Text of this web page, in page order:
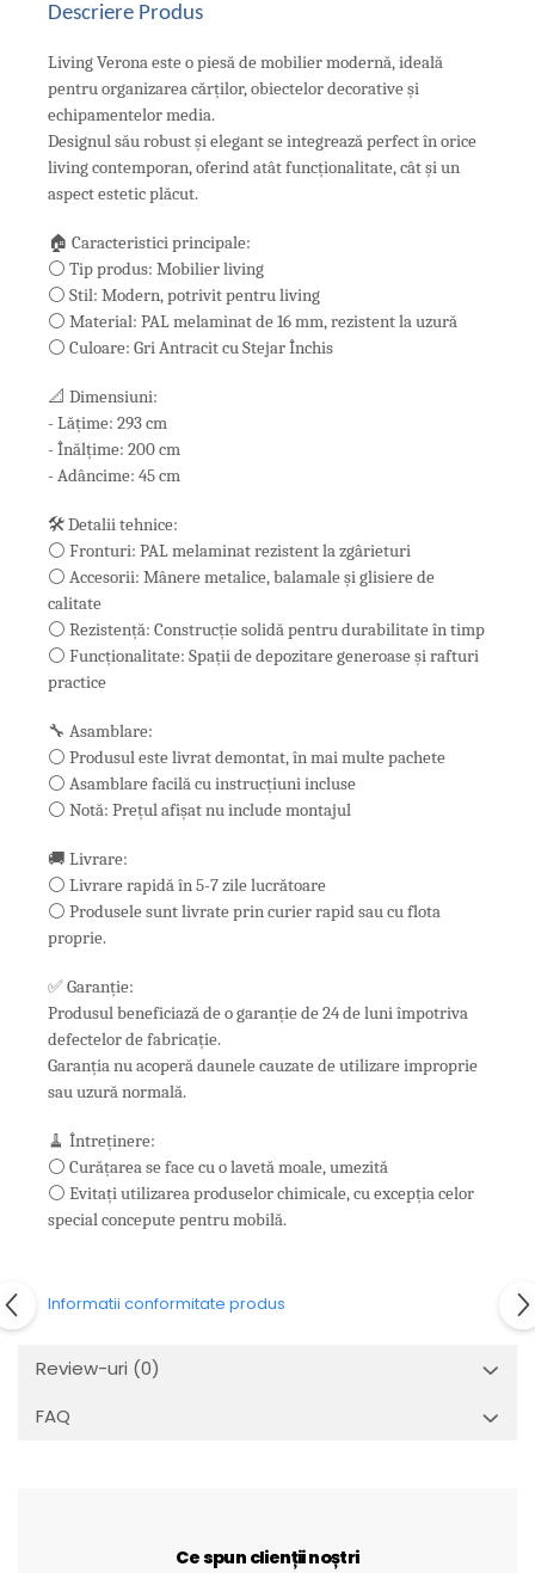
Descriere Produs
Living Verona este o piesă de mobilier modernă, ideală
pentru organizarea cărților, obiectelor decorative și
echipamentelor media.
Designul său robust și elegant se integrează perfect în orice
living contemporan, oferind atât funcționalitate, cât și un
aspect estetic plăcut.
🏠 Caracteristici principale:
⚪ Tip produs: Mobilier living
⚪ Stil: Modern, potrivit pentru living
⚪ Material: PAL melaminat de 16 mm, rezistent la uzură
⚪ Culoare: Gri Antracit cu Stejar Închis
📐 Dimensiuni:
- Lățime: 293 cm
- Înălțime: 200 cm
- Adâncime: 45 cm
🛠️ Detalii tehnice:
⚪ Fronturi: PAL melaminat rezistent la zgârieturi
⚪ Accesorii: Mânere metalice, balamale și glisiere de
calitate
⚪ Rezistență: Construcție solidă pentru durabilitate în timp
⚪ Funcționalitate: Spații de depozitare generoase și rafturi
practice
🔧 Asamblare:
⚪ Produsul este livrat demontat, în mai multe pachete
⚪ Asamblare facilă cu instrucțiuni incluse
⚪ Notă: Prețul afișat nu include montajul
🚚 Livrare:
⚪ Livrare rapidă în 5-7 zile lucrătoare
⚪ Produsele sunt livrate prin curier rapid sau cu flota
proprie.
✅ Garanție:
Produsul beneficiază de o garanție de 24 de luni împotriva
defectelor de fabricație.
Garanția nu acoperă daunele cauzate de utilizare improprie
sau uzură normală.
🧹 Întreținere:
⚪ Curățarea se face cu o lavetă moale, umezită
⚪ Evitați utilizarea produselor chimicale, cu excepția celor
special concepute pentru mobilă.
Informatii conformitate produs
Review-uri (0)
FAQ
Ce spun clienții noștri